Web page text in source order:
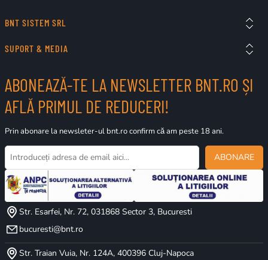
BNT SISTEM SRL
SUPORT & MEDIA
ABONEAZĂ-TE LA NEWSLETTER BNT.RO ȘI
AFLĂ PRIMUL DE REDUCERI!
Prin abonare la newsleter-ul bnt.ro confirm că am peste 18 ani.
ABONARE
Str. Esarfei, Nr. 72, 031868 Sector 3, Bucuresti
bucuresti@bnt.ro
Str. Traian Vuia, Nr. 124A, 400396 Cluj-Napoca